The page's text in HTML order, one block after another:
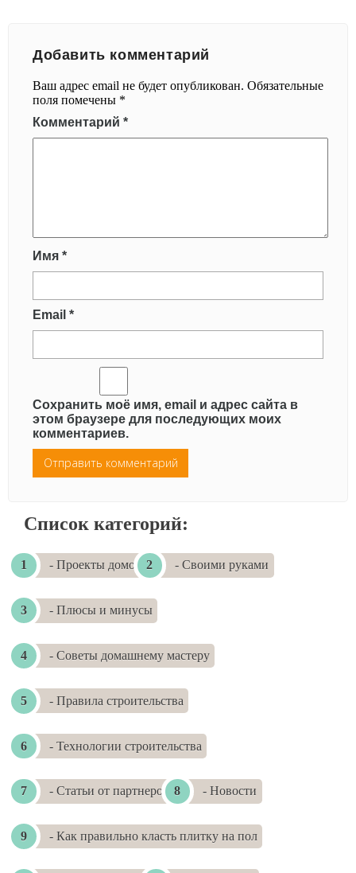
Добавить комментарий
Ваш адрес email не будет опубликован. Обязательные
поля помечены *
Комментарий *
Имя *
Email *
Сохранить моё имя, email и адрес сайта в
этом браузере для последующих моих
комментариев.
Список категорий:
- Проекты домов - Своими руками
- Плюсы и минусы
- Советы домашнему мастеру
- Правила строительства
- Технологии строительства
- Статьи от партнеров - Новости
- Как правильно класть плитку на пол